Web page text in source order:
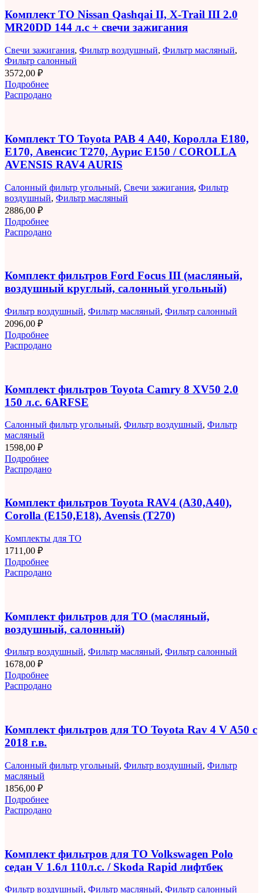
Комплект ТО Nissan Qashqai II, X-Trail III 2.0
MR20DD 144 л.с + свечи зажигания
Свечи зажигания, Фильтр воздушный, Фильтр масляный,
Фильтр салонный
3572,00 ₽
Подробнее
Распродано
Комплект ТО Toyota РАВ 4 A40, Королла E180,
E170, Авенсис T270, Аурис E150 / COROLLA
AVENSIS RAV4 AURIS
Салонный фильтр угольный, Свечи зажигания, Фильтр
воздушный, Фильтр масляный
2886,00 ₽
Подробнее
Распродано
Комплект фильтров Ford Focus III (масляный,
воздушный круглый, салонный угольный)
Фильтр воздушный, Фильтр масляный, Фильтр салонный
2096,00 ₽
Подробнее
Распродано
Комплект фильтров Toyota Camry 8 XV50 2.0
150 л.с. 6ARFSE
Салонный фильтр угольный, Фильтр воздушный, Фильтр
масляный
1598,00 ₽
Подробнее
Распродано
Комплект фильтров Toyota RAV4 (A30,A40),
Corolla (E150,E18), Avensis (T270)
Комплекты для ТО
1711,00 ₽
Подробнее
Распродано
Комплект фильтров для ТО (масляный,
воздушный, салонный)
Фильтр воздушный, Фильтр масляный, Фильтр салонный
1678,00 ₽
Подробнее
Распродано
Комплект фильтров для ТО Toyota Rav 4 V A50 с
2018 г.в.
Салонный фильтр угольный, Фильтр воздушный, Фильтр
масляный
1856,00 ₽
Подробнее
Распродано
Комплект фильтров для ТО Volkswagen Polo
седан V 1.6л 110л.с. / Skoda Rapid лифтбек
Фильтр воздушный, Фильтр масляный, Фильтр салонный